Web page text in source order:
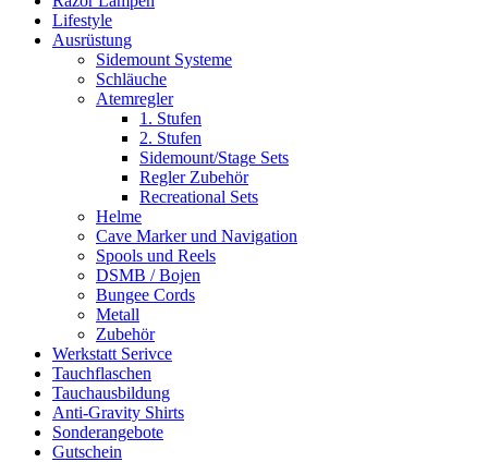
Lifestyle
Ausrüstung
Sidemount Systeme
Schläuche
Atemregler
1. Stufen
2. Stufen
Sidemount/Stage Sets
Regler Zubehör
Recreational Sets
Helme
Cave Marker und Navigation
Spools und Reels
DSMB / Bojen
Bungee Cords
Metall
Zubehör
Werkstatt Serivce
Tauchflaschen
Tauchausbildung
Anti-Gravity Shirts
Sonderangebote
Gutschein